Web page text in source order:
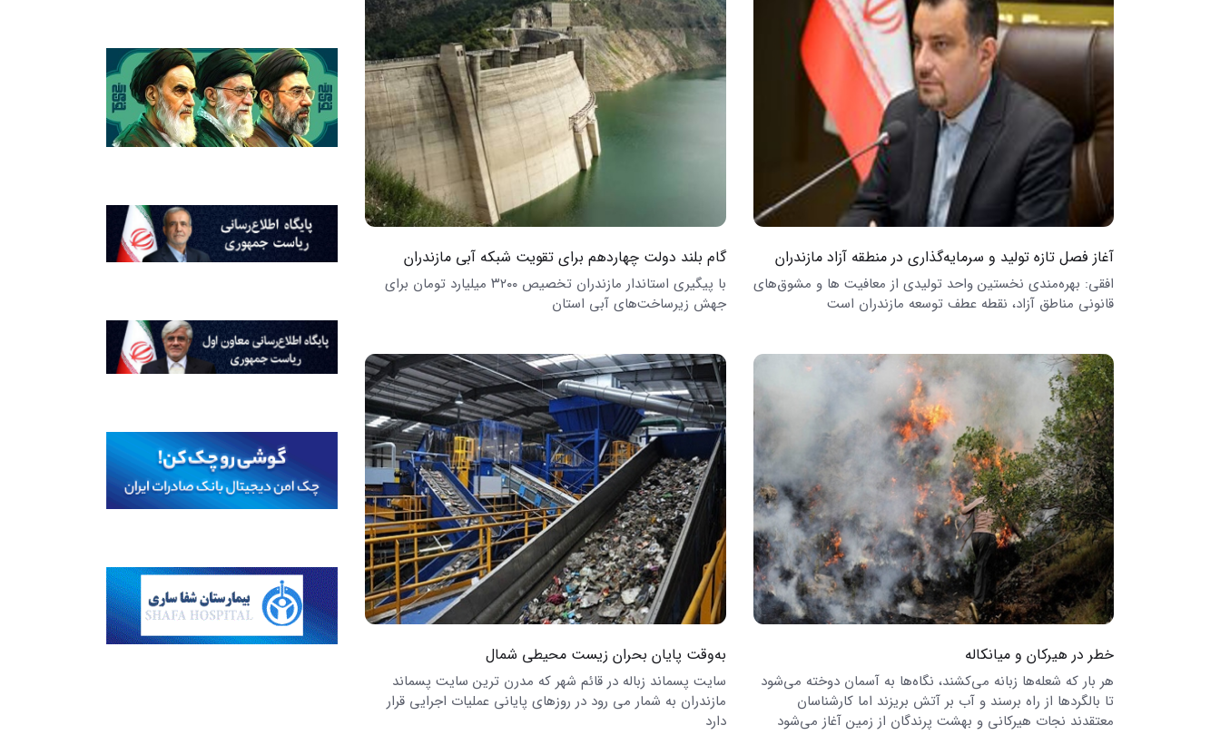
آغاز فصل تازه تولید و سرمایه‌گذاری در منطقه آزاد مازندران
افقی: بهره‌مندی نخستین واحد تولیدی از معافیت ها و مشوق‌های
قانونی مناطق آزاد، نقطه عطف توسعه مازندران است
گام بلند دولت چهاردهم برای تقویت شبکه آبی مازندران
با پیگیری استاندار مازندران تخصیص ۳۲۰۰ میلیارد تومان برای
جهش زیرساخت‌های آبی استان
خطر در هیرکان و میانکاله
هر بار که شعله‌ها زبانه می‌کشند، نگاه‌ها به آسمان دوخته می‌شود
تا بالگردها از راه برسند و آب بر آتش بریزند اما کارشناسان
معتقدند نجات هیرکانی و بهشت پرندگان از زمین آغاز می‌شود
به‌وقت پایان بحران زیست محیطی شمال
سایت پسماند زباله در قائم شهر که مدرن ترین سایت پسماند
مازندران به شمار می رود در روزهای پایانی عملیات اجرایی قرار
دارد